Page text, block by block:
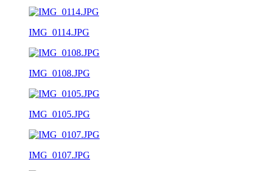
IMG_0114.JPG
IMG_0108.JPG
IMG_0105.JPG
IMG_0107.JPG